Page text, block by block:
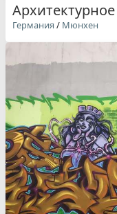
Германия / Мюнхен